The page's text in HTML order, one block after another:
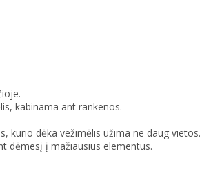
kabinama ant rankenos.
kurio dėka vežimėlis užima ne daug vietos.
dėmesį į mažiausius elementus.